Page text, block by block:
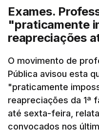
304 alunos tinham
abaixo dos 10 mil que
do concurso do ano
Pela primeira vez este
nacionais do ensino
em formato digital,
falhas técnicas,
alguns dias da
Exames.
"praticamente
reapreciações
O movimento de
Pública avisou esta
"praticamente
reapreciações da 1ª
até sexta-feira,
convocados nos